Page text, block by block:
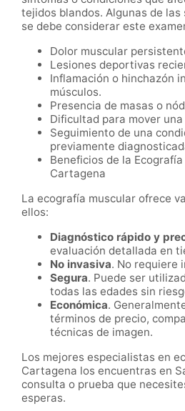
tejidos blandos. Algunas de
se debe considerar este
Dolor muscular
Lesiones deportivas
Inflamación o hinchazón
músculos.
Presencia de masas o
Dificultad para mover
Seguimiento de una
previamente
Beneficios de la
Cartagena
La ecografía muscular ofrece
ellos:
Diagnóstico rápido y
evaluación detallada en
No invasiva. No requiere
Segura. Puede ser
todas las edades sin
Económica.
términos de precio,
técnicas de imagen.
Los mejores especialistas en
Cartagena los encuentras en
consulta o prueba que
esperas.